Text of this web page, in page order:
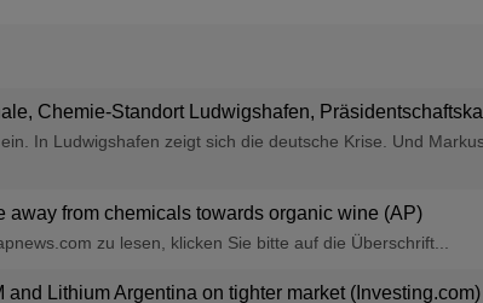
Chemie-Standort Ludwigshafen,
In Ludwigshafen zeigt sich die deutsche Krise. Und
away from chemicals towards organic wine (AP)
zu lesen, klicken Sie bitte auf die Überschrift...
and Lithium Argentina on tighter market (Investing.com)